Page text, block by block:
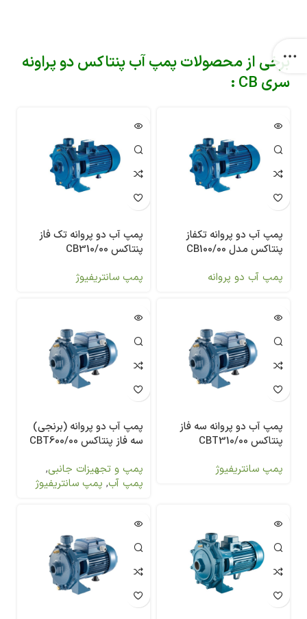
برخی از محصولات پمپ آب پنتاکس دو پراونه
سری CB :
پمپ آب دو پروانه تکفاز
پنتاکس مدل 00/CB100
پمپ آب دو پروانه
پمپ آب دو پروانه تک فاز
پنتاکس CB310/00
پمپ سانتریفیوژ
پمپ آب دو پروانه سه فاز
پنتاکس CBT310/00
پمپ سانتریفیوژ
پمپ آب دو پروانه (برنجی)
سه فاز پنتاکس CBT600/00
پمپ و تجهیزات جانبی,
پمپ آب, پمپ سانتریفیوژ